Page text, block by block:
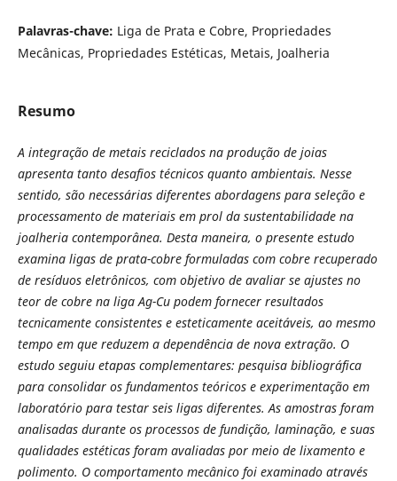
Palavras-chave: Liga de Prata e Cobre, Propriedades
Mecânicas, Propriedades Estéticas, Metais, Joalheria
Resumo
A integração de metais reciclados na produção de joias
apresenta tanto desafios técnicos quanto ambientais. Nesse
sentido, são necessárias diferentes abordagens para seleção e
processamento de materiais em prol da sustentabilidade na
joalheria contemporânea. Desta maneira, o presente estudo
examina ligas de prata-cobre formuladas com cobre recuperado
de resíduos eletrônicos, com objetivo de avaliar se ajustes no
teor de cobre na liga Ag-Cu podem fornecer resultados
tecnicamente consistentes e esteticamente aceitáveis, ao mesmo
tempo em que reduzem a dependência de nova extração. O
estudo seguiu etapas complementares: pesquisa bibliográfica
para consolidar os fundamentos teóricos e experimentação em
laboratório para testar seis ligas diferentes. As amostras foram
analisadas durante os processos de fundição, laminação, e suas
qualidades estéticas foram avaliadas por meio de lixamento e
polimento. O comportamento mecânico foi examinado através